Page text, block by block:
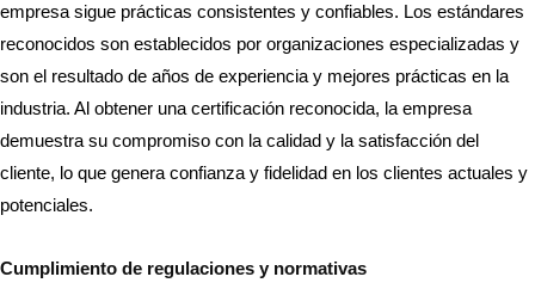
empresa sigue prácticas consistentes y confiables. Los estándares
reconocidos son establecidos por organizaciones especializadas y
son el resultado de años de experiencia y mejores prácticas en la
industria. Al obtener una certificación reconocida, la empresa
demuestra su compromiso con la calidad y la satisfacción del
cliente, lo que genera confianza y fidelidad en los clientes actuales y
potenciales.
Cumplimiento de regulaciones y normativas